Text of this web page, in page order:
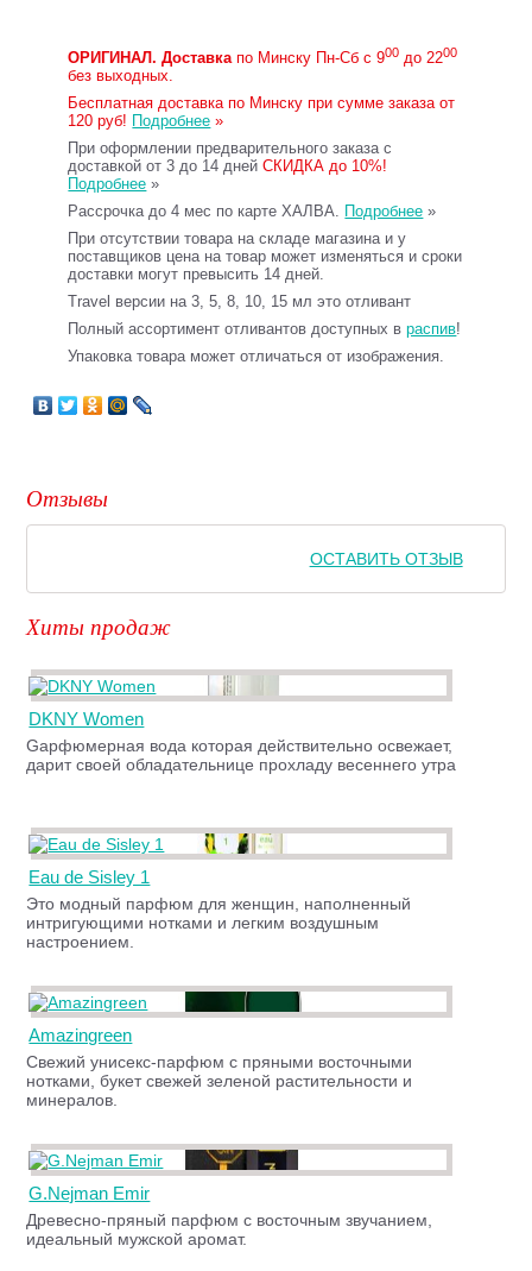
ОРИГИНАЛ. Доставкапо Минску Пн-Сб с 900 до 2200
без выходных.
Бесплатная доставка по Минску при сумме заказа от
120 руб! Подробнее »
При оформлении предварительного заказа с
доставкой от 3 до 14 днейСКИДКА до 10%!
Подробнее »
Рассрочка до 4 мес по карте ХАЛВА. Подробнее »
При отсутствии товара на складе магазина и у
поставщиков цена на товар может изменяться и сроки
доставки могут превысить 14 дней.
Travel версии на 3, 5, 8, 10, 15 мл это отливант
Полный ассортимент отливантов доступных враспив!
Упаковка товара может отличаться от изображения.
Отзывы
ОСТАВИТЬ ОТЗЫВ
Хиты продаж
DKNY Women
Gарфюмерная вода которая действительно освежает,
дарит своей обладательнице прохладу весеннего утра
Eau de Sisley 1
Это модный парфюм для женщин, наполненный
интригующими нотками и легким воздушным
настроением.
Amazingreen
Свежий унисекс-парфюм с пряными восточными
нотками, букет свежей зеленой растительности и
минералов.
G.Nejman Emir
Древесно-пряный парфюм с восточным звучанием,
идеальный мужской аромат.